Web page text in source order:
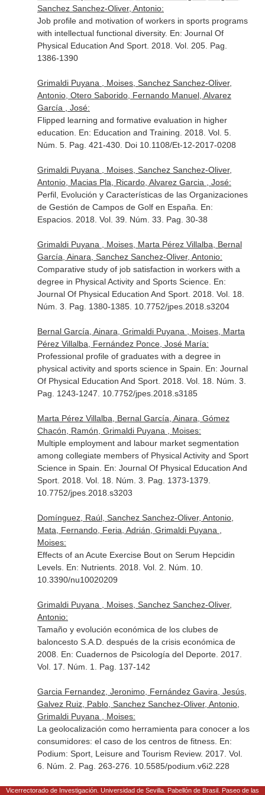
Sanchez Sanchez-Oliver, Antonio:
Job profile and motivation of workers in sports programs
with intellectual functional diversity. En: Journal Of
Physical Education And Sport. 2018. Vol. 205. Pag.
1386-1390
Grimaldi Puyana , Moises, Sanchez Sanchez-Oliver,
Antonio, Otero Saborido, Fernando Manuel, Alvarez
García , José:
Flipped learning and formative evaluation in higher
education. En: Education and Training . 2018. Vol. 5.
Núm. 5. Pag. 421-430. Doi 10.1108/Et-12-2017-0208
Grimaldi Puyana , Moises, Sanchez Sanchez-Oliver,
Antonio, Macias Pla, Ricardo, Alvarez Garcia , José:
Perfil, Evolución y Características de las Organizaciones
de Gestión de Campos de Golf en España. En:
Espacios. 2018. Vol. 39. Núm. 33. Pag. 30-38
Grimaldi Puyana , Moises, Marta Pérez Villalba, Bernal
García, Ainara, Sanchez Sanchez-Oliver, Antonio:
Comparative study of job satisfaction in workers with a
degree in Physical Activity and Sports Science. En:
Journal Of Physical Education And Sport. 2018. Vol. 18.
Núm. 3. Pag. 1380-1385. 10.7752/jpes.2018.s3204
Bernal García, Ainara, Grimaldi Puyana , Moises, Marta
Pérez Villalba, Fernández Ponce, José María:
Professional profile of graduates with a degree in
physical activity and sports science in Spain. En: Journal
Of Physical Education And Sport. 2018. Vol. 18. Núm. 3.
Pag. 1243-1247. 10.7752/jpes.2018.s3185
Marta Pérez Villalba, Bernal García, Ainara, Gómez
Chacón, Ramón, Grimaldi Puyana , Moises:
Multiple employment and labour market segmentation
among collegiate members of Physical Activity and Sport
Science in Spain. En: Journal Of Physical Education And
Sport. 2018. Vol. 18. Núm. 3. Pag. 1373-1379.
10.7752/jpes.2018.s3203
Domínguez, Raúl, Sanchez Sanchez-Oliver, Antonio,
Mata, Fernando, Feria, Adrián, Grimaldi Puyana ,
Moises:
Effects of an Acute Exercise Bout on Serum Hepcidin
Levels. En: Nutrients. 2018. Vol. 2. Núm. 10.
10.3390/nu10020209
Grimaldi Puyana , Moises, Sanchez Sanchez-Oliver,
Antonio:
Tamaño y evolución económica de los clubes de
baloncesto S.A.D. después de la crisis económica de
2008. En: Cuadernos de Psicología del Deporte. 2017.
Vol. 17. Núm. 1. Pag. 137-142
Garcia Fernandez, Jeronimo, Fernández Gavira, Jesús,
Galvez Ruiz, Pablo, Sanchez Sanchez-Oliver, Antonio,
Grimaldi Puyana , Moises:
La geolocalización como herramienta para conocer a los
consumidores: el caso de los centros de fitness. En:
Podium: Sport, Leisure and Tourism Review. 2017. Vol.
6. Núm. 2. Pag. 263-276. 10.5585/podium.v6i2.228
Grimaldi Puyana , Moises, Sanchez Sanchez-Oliver,
Vicerrectorado de Investigación. Universidad de Sevilla. Pabellón de Brasil. Paseo de las